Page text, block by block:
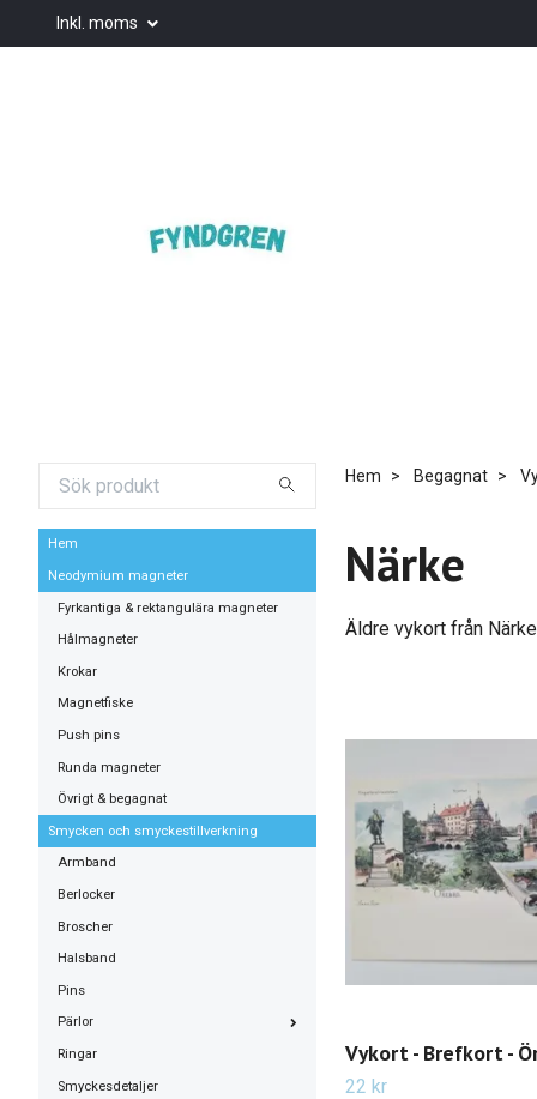
Inkl. moms
Hem
Neodymium magneter
Fyrkantiga & rektangulära magneter
Hålmagneter
Krokar
Magnetfiske
Push pins
Runda magneter
Övrigt & begagnat
Smycken och smyckestillverkning
Armband
Berlocker
Broscher
Halsband
Pins
Pärlor
Ringar
Smyckesdetaljer
Hem Begagnat
Närke
Äldre vykort från
Vykort - Brefkort -
22 kr